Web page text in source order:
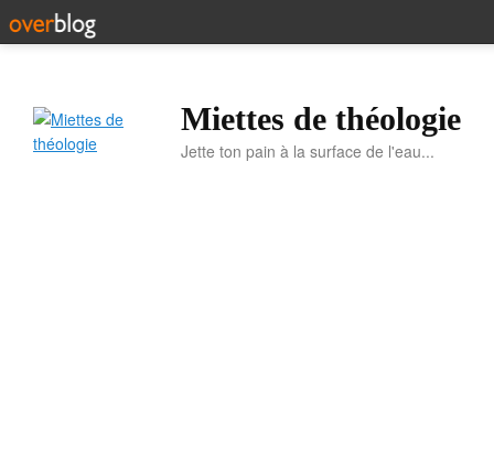
Miettes de théologie
Jette ton pain à la surface de l'eau...